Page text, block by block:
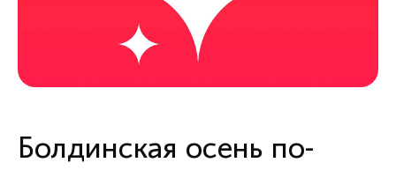
Болдинская осень по-